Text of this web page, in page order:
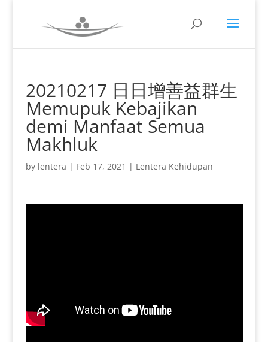
20210217 日日增善益群生
Memupuk Kebajikan
demi Manfaat Semua
Makhluk
by lentera | Feb 17, 2021 | Lentera Kehidupan